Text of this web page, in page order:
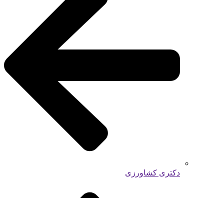
دکتری کشاورزی